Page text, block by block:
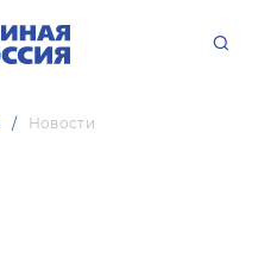
Новости